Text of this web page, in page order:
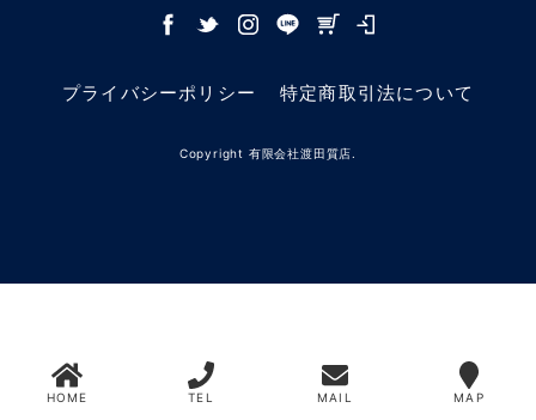
プライバシーポリシー 特定商取引法について
Copyright 有限会社渡田質店.
HOME TEL MAIL MAP